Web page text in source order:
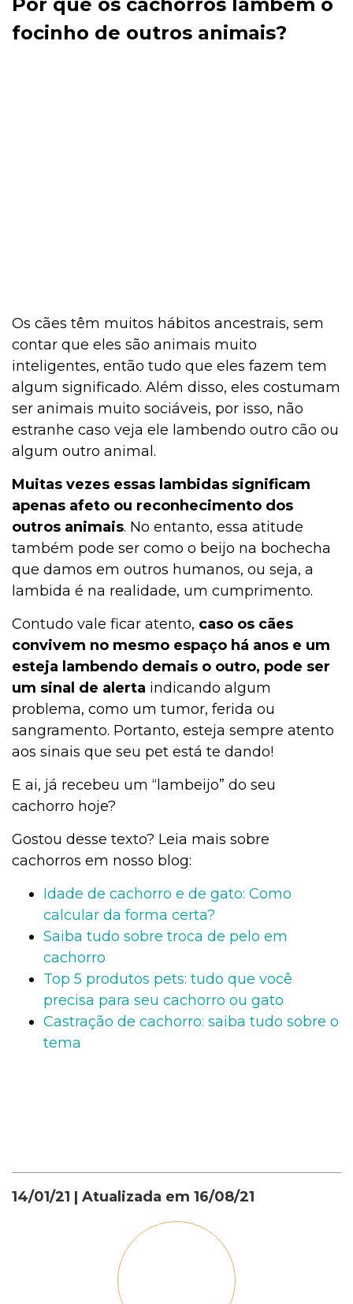
Por que os cachorros lambem o
focinho de outros animais?
Os cães têm muitos hábitos ancestrais, sem
contar que eles são animais muito
inteligentes, então tudo que eles fazem tem
algum significado. Além disso, eles costumam
ser animais muito sociáveis, por isso, não
estranhe caso veja ele lambendo outro cão ou
algum outro animal.
Muitas vezes essas lambidas significam
apenas afeto ou reconhecimento dos
outros animais. No entanto, essa atitude
também pode ser como o beijo na bochecha
que damos em outros humanos, ou seja, a
lambida é na realidade, um cumprimento.
Contudo vale ficar atento, caso os cães
convivem no mesmo espaço há anos e um
esteja lambendo demais o outro, pode ser
um sinal de alerta indicando algum
problema, como um tumor, ferida ou
sangramento. Portanto, esteja sempre atento
aos sinais que seu pet está te dando!
E ai, já recebeu um “lambeijo” do seu
cachorro hoje?
Gostou desse texto? Leia mais sobre
cachorros em nosso blog:
Idade de cachorro e de gato: Como
calcular da forma certa?
Saiba tudo sobre troca de pelo em
cachorro
Top 5 produtos pets: tudo que você
precisa para seu cachorro ou gato
Castração de cachorro: saiba tudo sobre o
tema
14/01/21 | Atualizada em 16/08/21